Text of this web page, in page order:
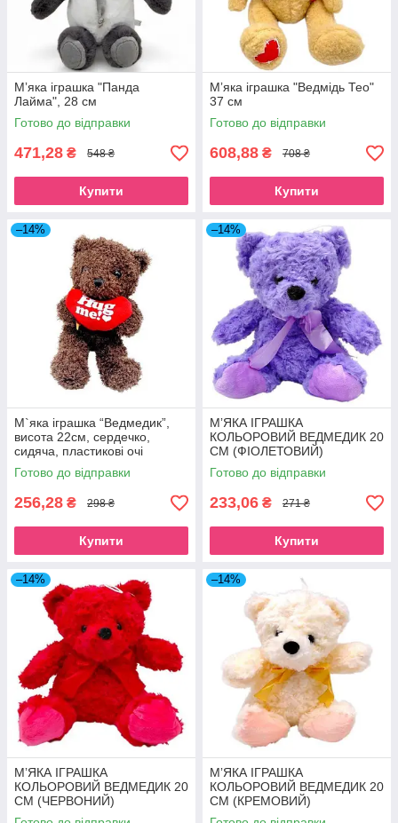
Мʼяка іграшка "Панда
Лайма", 28 см
Готово до відправки
471,28 ₴ 548 ₴
Купити
Мʼяка іграшка "Ведмідь Тео"
37 см
Готово до відправки
608,88 ₴ 708 ₴
Купити
–14%
М`яка іграшка “Ведмедик”,
висота 22см, сердечко,
сидяча, пластикові очі
(КОРИЧНЕВИЙ)
Готово до відправки
256,28 ₴ 298 ₴
Купити
–14%
МʼЯКА ІГРАШКА
КОЛЬОРОВИЙ ВЕДМЕДИК 20
СМ (ФІОЛЕТОВИЙ)
Готово до відправки
233,06 ₴ 271 ₴
Купити
–14%
МʼЯКА ІГРАШКА
КОЛЬОРОВИЙ ВЕДМЕДИК 20
СМ (ЧЕРВОНИЙ)
–14%
МʼЯКА ІГРАШКА
КОЛЬОРОВИЙ ВЕДМЕДИК 20
СМ (КРЕМОВИЙ)